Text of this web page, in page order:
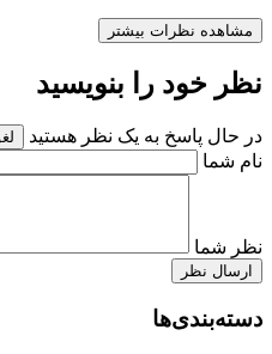
مشاهده نظرات بیشتر
نظر خود را بنویسید
در حال پاسخ به یک نظر هستید
نام شما
نظر شما
ارسال نظر
دسته‌بندی‌ها